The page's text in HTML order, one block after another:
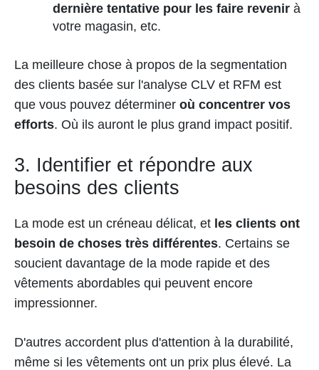
dernière tentative pour les faire revenir à
votre magasin, etc.
La meilleure chose à propos de la segmentation
des clients basée sur l'analyse CLV et RFM est
que vous pouvez déterminer où concentrer vos
efforts. Où ils auront le plus grand impact positif.
3. Identifier et répondre aux
besoins des clients
La mode est un créneau délicat, et les clients ont
besoin de choses très différentes. Certains se
soucient davantage de la mode rapide et des
vêtements abordables qui peuvent encore
impressionner.
D'autres accordent plus d'attention à la durabilité,
même si les vêtements ont un prix plus élevé. La